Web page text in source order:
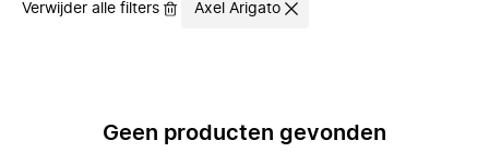
Verwijder alle filters Axel Arigato
Geen producten gevonden